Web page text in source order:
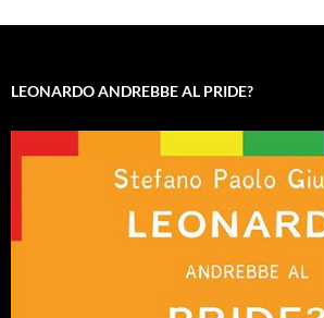
LEONARDO ANDREBBE AL PRIDE?